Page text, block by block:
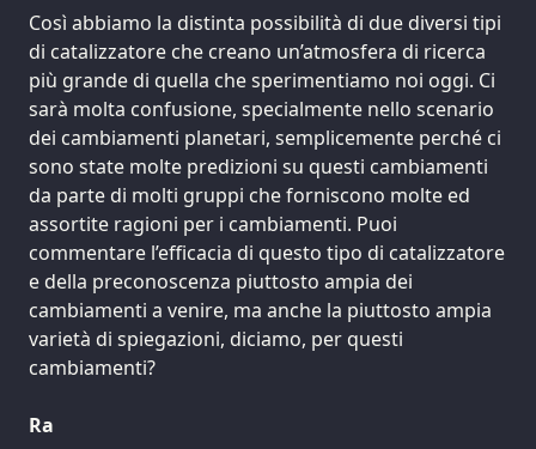
Così abbiamo la distinta possibilità di due diversi tipi
di catalizzatore che creano un’atmosfera di ricerca
più grande di quella che sperimentiamo noi oggi. Ci
sarà molta confusione, specialmente nello scenario
dei cambiamenti planetari, semplicemente perché ci
sono state molte predizioni su questi cambiamenti
da parte di molti gruppi che forniscono molte ed
assortite ragioni per i cambiamenti. Puoi
commentare l’efficacia di questo tipo di catalizzatore
e della preconoscenza piuttosto ampia dei
cambiamenti a venire, ma anche la piuttosto ampia
varietà di spiegazioni, diciamo, per questi
cambiamenti?
Ra